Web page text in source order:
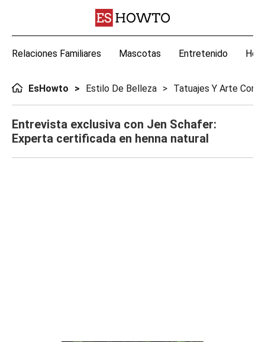
Relaciones Familiares Mascotas Entretenido
EsHowto Estilo De Belleza Tatuajes Y Arte
Entrevista exclusiva con Jen Schafer:
Experta certificada en henna natural